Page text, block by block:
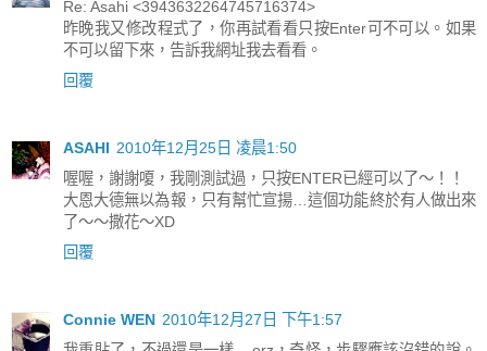
Re: Asahi <3943632264745716374>
昨晚我又修改程式了，你再試看看只按Enter可不可以。如果
不可以留下來，告訴我網址我去看看。
回覆
ASAHI 2010年12月25日 凌晨1:50
喔喔，謝謝嗄，我剛測試過，只按ENTER已經可以了～！！
大恩大德無以為報，只有幫忙宣揚…這個功能終於有人做出來
了～～撒花～XD
回覆
Connie WEN 2010年12月27日 下午1:57